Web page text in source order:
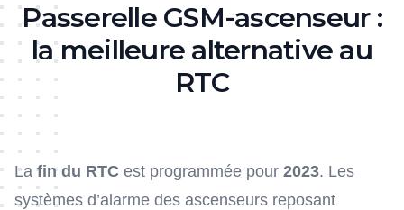
Passerelle GSM-ascenseur :
la meilleure alternative au
RTC
Lafin du RTC est programmée pour 2023. Les
systèmes d’alarme des ascenseurs reposant